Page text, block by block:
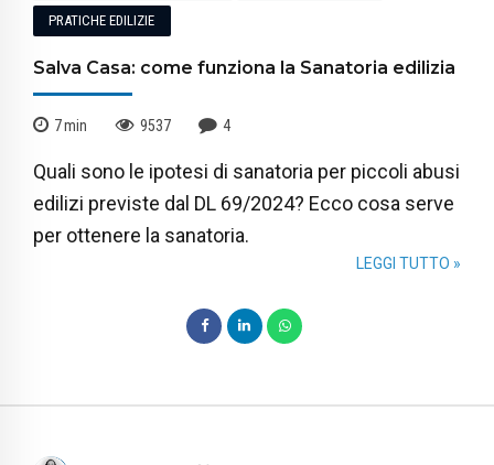
PRATICHE EDILIZIE
Salva Casa: come funziona la Sanatoria edilizia
7min 9537 4
Quali sono le ipotesi di sanatoria per piccoli abusi
edilizi previste dal DL 69/2024? Ecco cosa serve
per ottenere la sanatoria.
LEGGI TUTTO »